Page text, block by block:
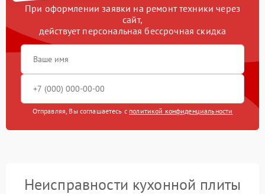
При оформлении заявки на ремонт техники через
сайт,
действует персональная бессрочная скидка
Отправляя, Вы соглашаетесь с политикой конфиденциальности
Неисправности кухонной плиты